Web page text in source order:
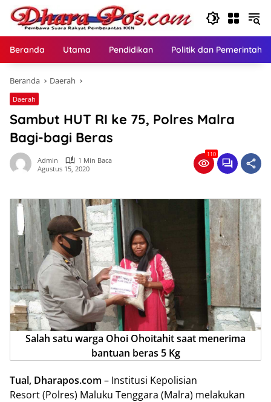
Langsung
konten
Beranda Utama Pendidikan Politik dan
Beranda Daerah
Daerah
Sambut HUT RI ke 75, Polres Malra
Bagi-bagi Beras
Admin
1 Min Baca
Agustus 15, 2020
110
Salah satu warga Ohoi Ohoitahit saat menerima
bantuan beras 5 Kg
Tual, Dharapos.com – Institusi Kepolisian
Resort (Polres) Maluku Tenggara (Malra) melakukan